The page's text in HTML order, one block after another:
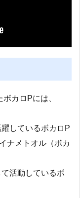
カロPには、
しているボカロP
ナメトオル（ボカ
活動しているボ